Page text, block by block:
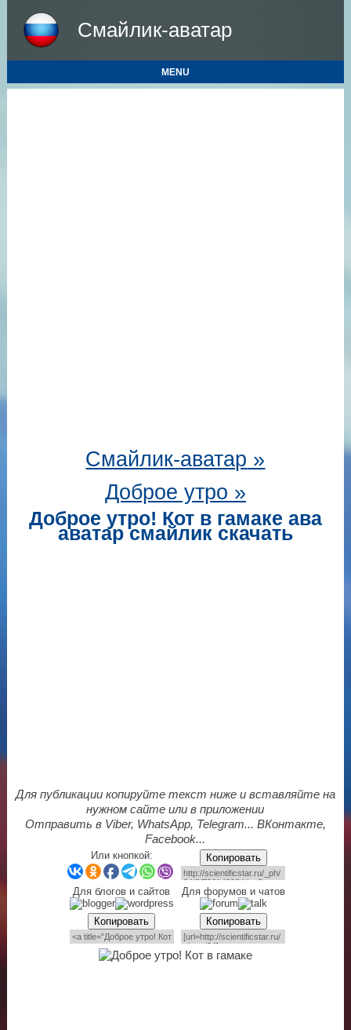
Смайлик-аватар
MENU
Смайлик-аватар »
Доброе утро »
Доброе утро! Кот в гамаке ава
аватар смайлик скачать
Для публикации копируйте текст ниже и вставляйте на
нужном сайте или в приложении
Отправить в Viber, WhatsApp, Telegram... ВКонтакте,
Facebook...
Или кнопкой: Копировать
Для блогов и сайтов Для форумов и чатов
Копировать Копировать